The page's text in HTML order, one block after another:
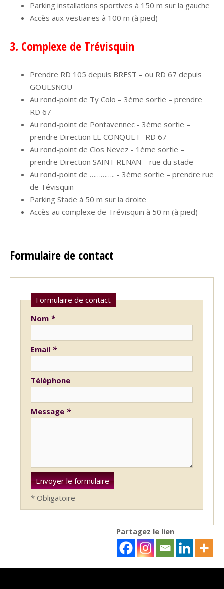
Parking installations sportives à 150 m sur la gauche
Accès aux vestiaires à 100 m (à pied)
3. Complexe de Trévisquin
Prendre RD 105 depuis BREST – ou RD 67 depuis
GOUESNOU
Au rond-point de Ty Colo – 3ème sortie – prendre
RD 67
Au rond-point de Pontavennec - 3ème sortie –
prendre Direction LE CONQUET -RD 67
Au rond-point de Clos Nevez - 1ème sortie –
prendre Direction SAINT RENAN – rue du stade
Au rond-point de ………….. - 3ème sortie – prendre rue
de Tévisquin
Parking Stade à 50 m sur la droite
Accès au complexe de Trévisquin à 50 m (à pied)
Formulaire de contact
Formulaire de contact
Nom *
Email *
Téléphone
Message *
* Obligatoire
Partagez le lien